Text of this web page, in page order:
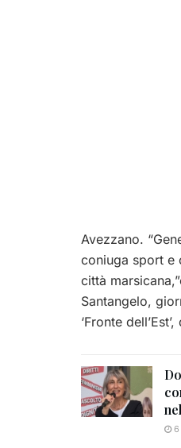
Avezzano.
coniuga sport e
città marsicana
Santangelo,
‘Fronte
6